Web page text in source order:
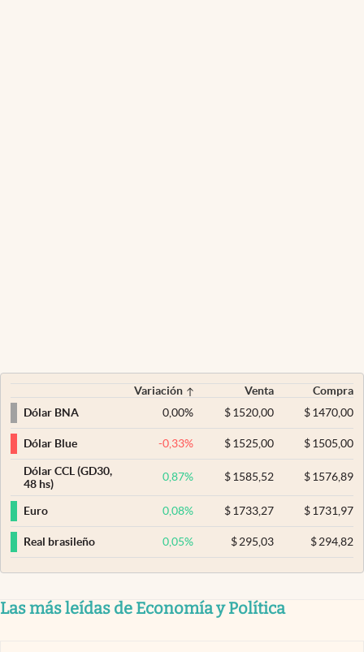
Variación Venta
Compra
Dólar BNA
0,00% $ 1520,00 $1470,00
Dólar Blue -0,33% $ 1525,00 $1505,00
Dólar CCL (GD30,
48 hs)
0,87% $ 1585,52 $1576,89
Euro 0,08% $ 1733,27 $1731,97
Real brasileño 0,05% $ 295,03 $294,82
Las más leídas de Economía y Política